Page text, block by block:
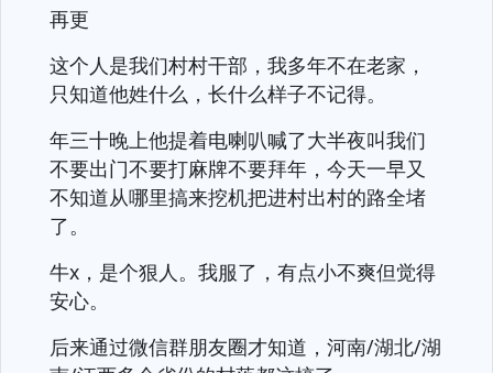
再更
这个人是我们村村干部，我多年不在老家，
只知道他姓什么，长什么样子不记得。
年三十晚上他提着电喇叭喊了大半夜叫我们
不要出门不要打麻牌不要拜年，今天一早又
不知道从哪里搞来挖机把进村出村的路全堵
了。
牛x，是个狠人。我服了，有点小不爽但觉得
安心。
后来通过微信群朋友圈才知道，河南/湖北/湖